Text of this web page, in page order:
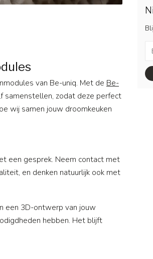
van Be-uniq. Met de Be-
samenstellen, zodat deze perfect
wij samen jouw droomkeuken
een gesprek. Neem contact met
en denken natuurlijk ook met
een 3D-ontwerp van jouw
hebben. Het blijft